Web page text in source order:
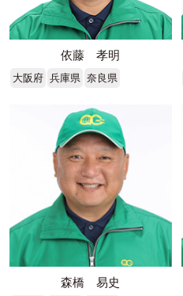
依藤 孝明
大阪府 兵庫県 奈良県
森橋 易史